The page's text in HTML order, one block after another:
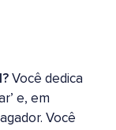
Você dedica
e, em
Você